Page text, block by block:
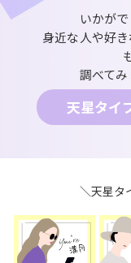
いかが
身近な人や好
調べて
天星タイ
＼天星タ